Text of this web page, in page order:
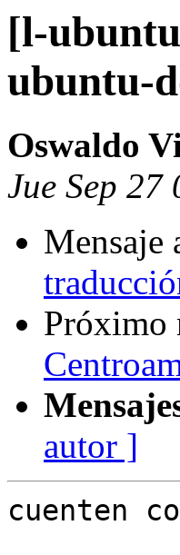
[l-
ubuntu-
Oswaldo
Jue Sep
Mensaje
Próximo
autor ]
cuenten